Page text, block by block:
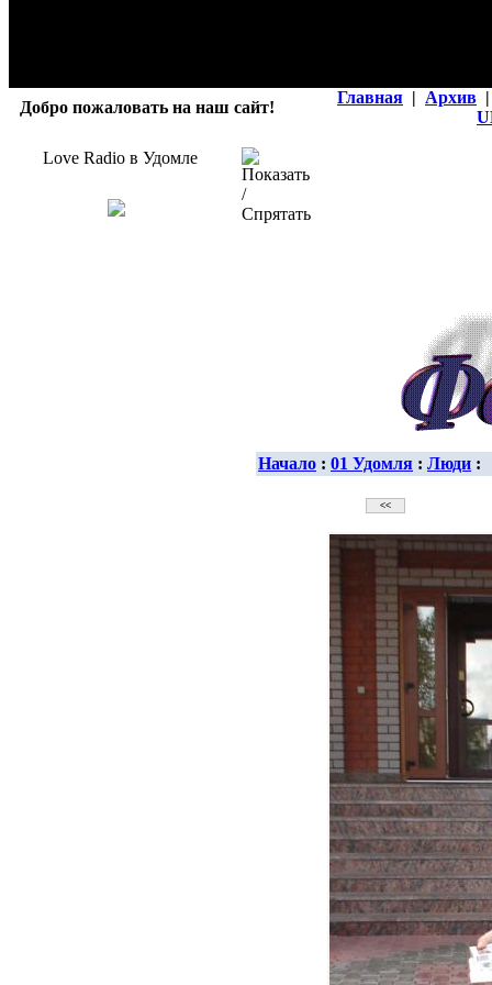
Добро пожаловать на наш сайт!
Главная | Архив |
Love Radio в Удомле
Начало : 01 Удомля : Люди :